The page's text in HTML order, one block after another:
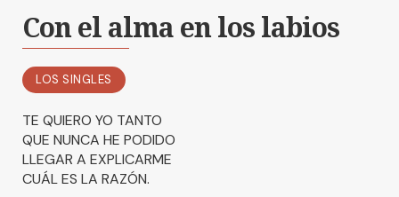
Con el alma en los labios
LOS SINGLES
TE QUIERO YO TANTO
QUE NUNCA HE PODIDO
LLEGAR A EXPLICARME
CUÁL ES LA RAZÓN.